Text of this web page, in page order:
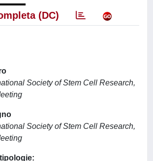
(DC)
Society of Stem Cell Research,
Society of Stem Cell Research,